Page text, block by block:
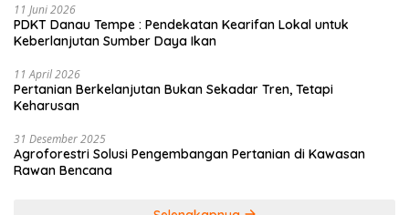
11 Juni 2026
PDKT Danau Tempe : Pendekatan Kearifan Lokal untuk
Keberlanjutan Sumber Daya Ikan
11 April 2026
Pertanian Berkelanjutan Bukan Sekadar Tren, Tetapi
Keharusan
31 Desember 2025
Agroforestri Solusi Pengembangan Pertanian di Kawasan
Rawan Bencana